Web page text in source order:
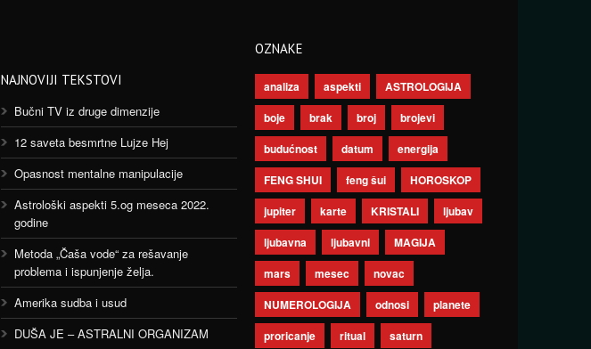
NAJNOVIJI TEKSTOVI
Bučni TV iz druge dimenzije
12 saveta besmrtne Lujze Hej
Opasnost mentalne manipulacije
Astrološki aspekti 5.og meseca 2022.
godine
Metoda „Čaša vode“ za rešavanje
problema i ispunjenje želja.
Amerika sudba i usud
DUŠA JE – ASTRALNI ORGANIZAM
OZNAKE
analiza aspekti
ASTROLOGIJA
boje
brak broj
brojevi
budućnost
datum
energija
FENG SHUI
feng šui
HOROSKOP
jupiter
karte KRISTALI
ljubav
ljubavna
ljubavni
MAGIJA
mars
mesec
novac
NUMEROLOGIJA
odnosi
planete
proricanje
ritual saturn